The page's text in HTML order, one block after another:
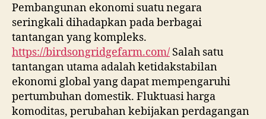
Pembangunan ekonomi suatu negara
seringkali dihadapkan pada berbagai
tantangan yang kompleks.
https://birdsongridgefarm.com/ Salah satu
tantangan utama adalah ketidakstabilan
ekonomi global yang dapat mempengaruhi
pertumbuhan domestik. Fluktuasi harga
komoditas, perubahan kebijakan perdagangan